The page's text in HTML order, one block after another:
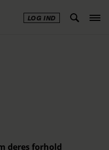
LOG IND